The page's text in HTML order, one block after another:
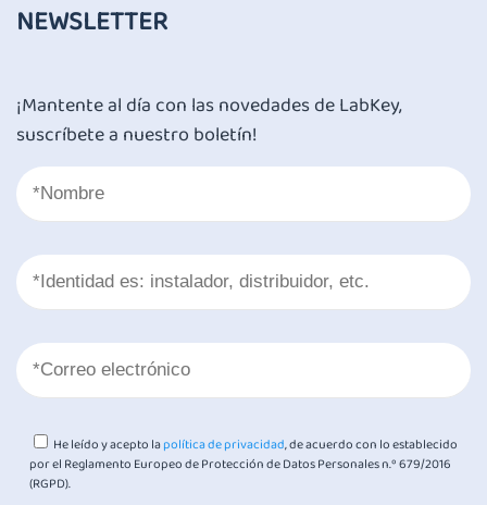
NEWSLETTER
¡Mantente al día con las novedades de LabKey,
suscríbete a nuestro boletín!
He leído y acepto lapolítica de privacidad, de acuerdo con lo establecido
por el Reglamento Europeo de Protección de Datos Personales n.º 679/2016
(RGPD).